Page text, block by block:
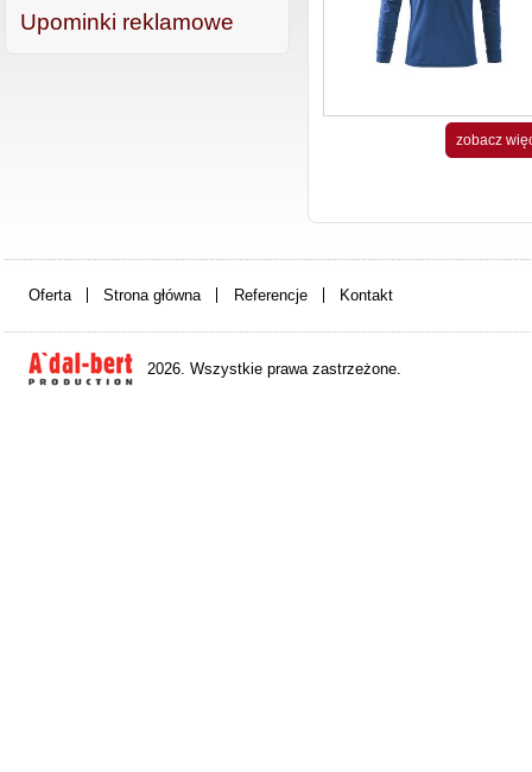
Upominki reklamowe
zobacz
Oferta Strona główna Referencje Kontakt
2026. Wszystkie prawa zastrzeżone.